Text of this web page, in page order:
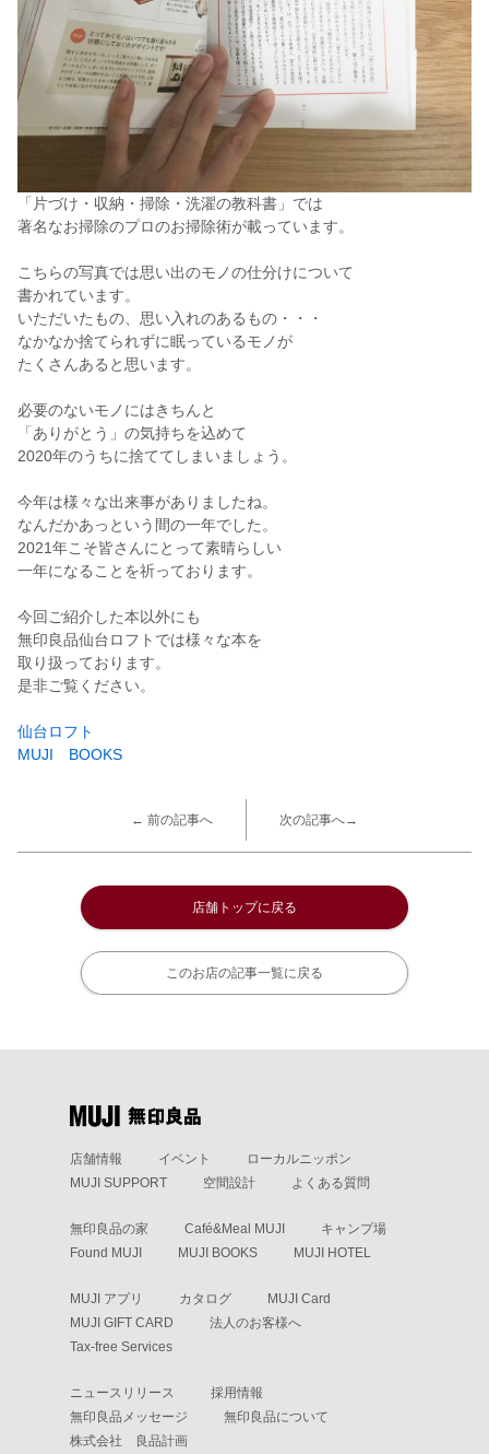
「片づけ・収納・掃除・洗濯の教科書」では
著名なお掃除のプロのお掃除術が載っています。
こちらの写真では思い出のモノの仕分けについて
書かれています。
いただいたもの、思い入れのあるもの・・・
なかなか捨てられずに眠っているモノが
たくさんあると思います。
必要のないモノにはきちんと
「ありがとう」の気持ちを込めて
2020年のうちに捨ててしまいましょう。
今年は様々な出来事がありましたね。
なんだかあっという間の一年でした。
2021年こそ皆さんにとって素晴らしい
一年になることを祈っております。
今回ご紹介した本以外にも
無印良品仙台ロフトでは様々な本を
取り扱っております。
是非ご覧ください。
仙台ロフト
MUJI BOOKS
← 前の記事へ 次の記事へ→
店舗トップに戻る
このお店の記事一覧に戻る
店舗情報 イベント
ローカルニッポン
MUJI SUPPORT
空間設計 よくある質問
無印良品の家 Café&Meal MUJI
キャンプ場
Found MUJI
MUJI BOOKS MUJI HOTEL
MUJI アプリ カタログ
MUJI Card
MUJI GIFT CARD
法人のお客様へ
Tax-free Services
ニュースリリース
採用情報
無印良品メッセージ
無印良品について
株式会社 良品計画